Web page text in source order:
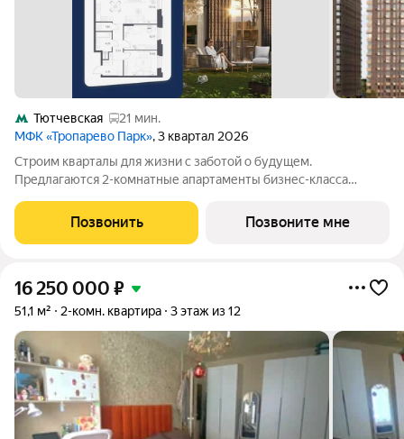
Тютчевская
21 мин.
МФК «Тропарево Парк», 3 квартал 2026
Строим кварталы для жизни с заботой о будущем.
Предлагаются 2-комнатные апартаменты бизнес-класса
этаже, в жилом комплексе "Тропарево Парк".Проект строится
полностью с отделкой, которая
Позвонить Позвоните мне
16 250 000 ₽
51,1 м² 2-комн. квартира 3 этаж из 12